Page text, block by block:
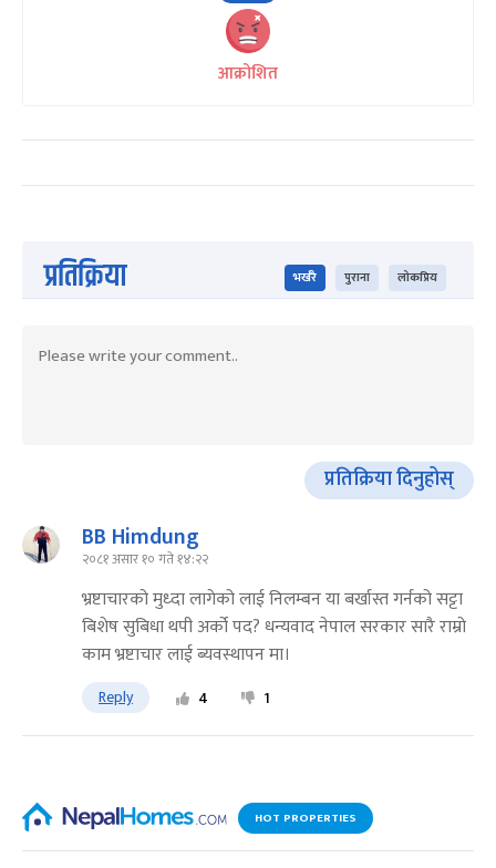
आक्रोशित
प्रतिक्रिया भर्खरै पुराना लोकप्रिय
प्रतिक्रिया दिनुहोस्
BB Himdung
२०८१ असार १० गते १४:२२
भ्रष्टाचारको मुध्दा लागेको लाई निलम्बन या बर्खास्त गर्नको सट्टा
बिशेष सुबिधा थपी अर्को पद? धन्यवाद नेपाल सरकार सारै राम्रो
काम भ्रष्टाचार लाई ब्यवस्थापन मा।
Reply 4 1
HOT PROPERTIES